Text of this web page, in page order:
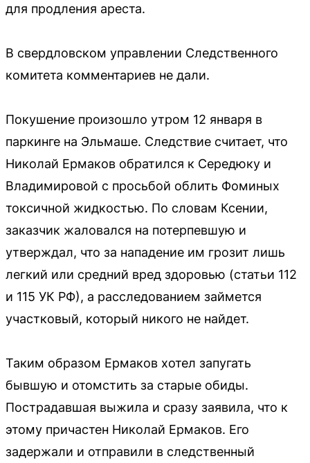
для продления ареста.
В свердловском управлении Следственного
комитета комментариев не дали.
Покушение произошло утром 12 января в
паркинге на Эльмаше. Следствие считает, что
Николай Ермаков обратился к Середюку и
Владимировой с просьбой облить Фоминых
токсичной жидкостью. По словам Ксении,
заказчик жаловался на потерпевшую и
утверждал, что за нападение им грозит лишь
легкий или средний вред здоровью (статьи 112
и 115 УК РФ), а расследованием займется
участковый, который никого не найдет.
Таким образом Ермаков хотел запугать
бывшую и отомстить за старые обиды.
Пострадавшая выжила и сразу заявила, что к
этому причастен Николай Ермаков. Его
задержали и отправили в следственный